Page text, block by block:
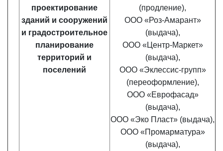
проектирование
зданий и сооружений
и градостроительное
планирование
территорий и
поселений
(продление),
ООО «Роз-Амарант»
(выдача),
ООО «Центр-Маркет»
(выдача),
ООО «Эклессис-групп»
(переоформление),
ООО «Еврофасад»
(выдача),
ООО «Эко Пласт» (выдача),
ООО «Промарматура»
(выдача),